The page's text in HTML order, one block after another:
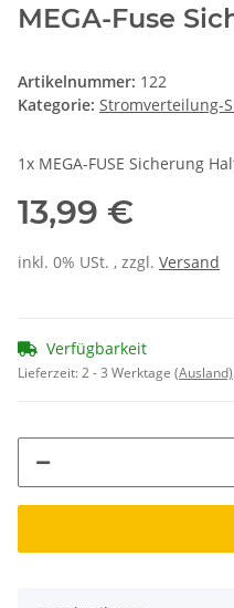
MEGA-Fuse
Artikelnummer: 122
Kategorie: Stromverteilung-
1x MEGA-FUSE Sicherung
13,99 €
inkl. 0% USt. , zzgl. Versand
Verfügbarkeit
Lieferzeit:2 - 3 Werktage (Ausland)